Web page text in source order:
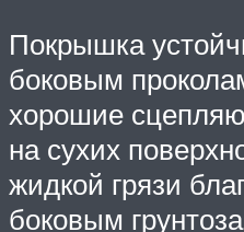
Покрышка
боковым
хорошие
на сухих
жидкой грязи
боковым